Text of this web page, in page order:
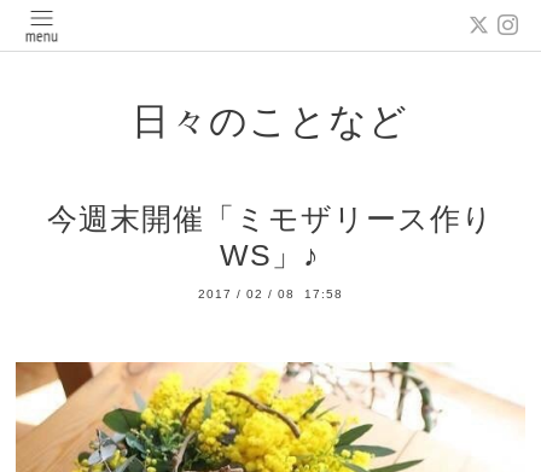
日々のことなど
今週末開催「ミモザリース作り
WS」♪
2017 / 02 / 08 17:58